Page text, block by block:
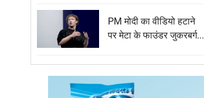
PM मोदी का वीडियो हटाने
पर मेटा के फाउंडर जुकरबर्ग...